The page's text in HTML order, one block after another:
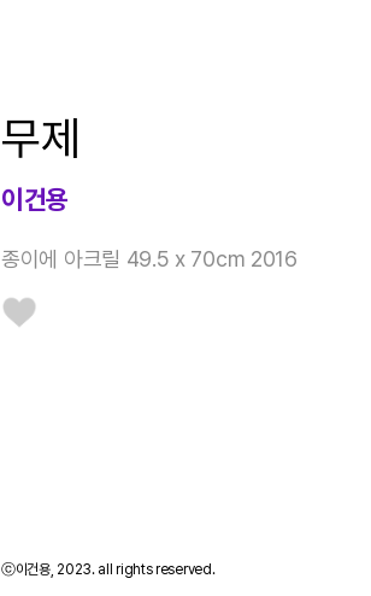
무제
이건용
종이에 아크릴 49.5 x 70cm 2016
ⓒ이건용, 2023. all rights reserved.